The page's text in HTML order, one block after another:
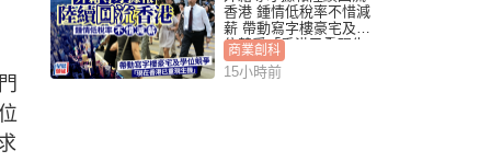
香港 鍾情低稅率不惜減
薪 帶動寫字樓豪宅及學
位競爭「香港已重現生
機」
商業創科
15小時前